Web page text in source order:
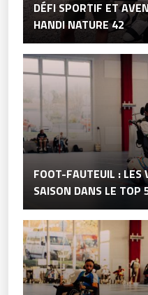
DÉFI SPORTIF ET
HANDI NATURE 42
FOOT-FAUTEUIL : LES
SAISON DANS LE TOP